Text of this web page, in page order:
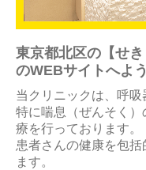
東京都北区の【せき
のWEBサイトへよう
当クリニックは、呼吸
特に喘息（ぜんそく
療を行っております。
患者さんの健康を包
ます。